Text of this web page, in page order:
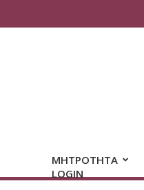
ΜΗΤΡΟΤΗΤΑ
LOGIN